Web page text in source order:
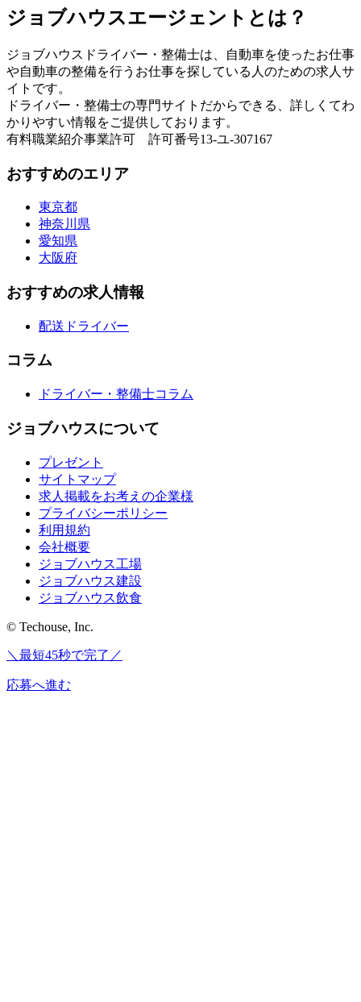
ジョブハウスエージェントとは？
ジョブハウスドライバー・整備士は、自動車を使ったお仕事
や自動車の整備を行うお仕事を探している人のための求人サ
イトです。
ドライバー・整備士の専門サイトだからできる、詳しくてわ
かりやすい情報をご提供しております。
有料職業紹介事業許可 許可番号13-ユ-307167
おすすめのエリア
東京都
神奈川県
愛知県
大阪府
おすすめの求人情報
配送ドライバー
コラム
ドライバー・整備士コラム
ジョブハウスについて
プレゼント
サイトマップ
求人掲載をお考えの企業様
プライバシーポリシー
利用規約
会社概要
ジョブハウス工場
ジョブハウス建設
ジョブハウス飲食
© Techouse, Inc.
＼最短45秒で完了／
応募へ進む